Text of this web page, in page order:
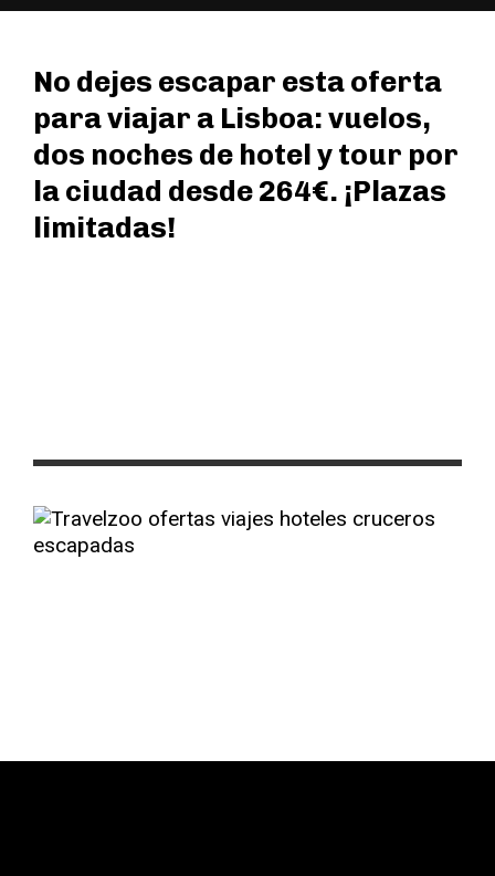
No dejes escapar esta oferta
para viajar a Lisboa: vuelos,
dos noches de hotel y tour por
la ciudad desde 264€. ¡Plazas
limitadas!